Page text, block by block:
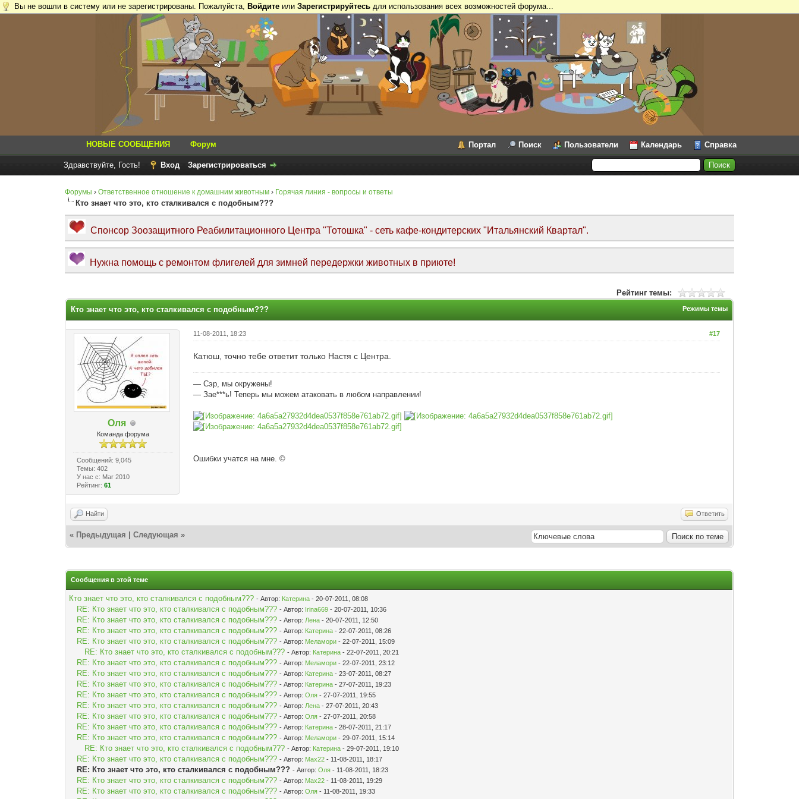
Вы не вошли в систему или не зарегистрированы. Пожалуйста, Войдите или Зарегистрируйтесь для использования всех возможностей форума...
НОВЫЕ СООБЩЕНИЯ Форум Портал Поиск Пользователи Календарь Справка
Здравствуйте, Гость! Вход Зарегистрироваться
Форумы ›Ответственное отношение к домашним животным › Горячая линия - вопросы и ответы
Кто знает что это, кто сталкивался с подобным???
Спонсор Зоозащитного Реабилитационного Центра "Тотошка" - сеть кафе-кондитерских "Итальянский Квартал".
Нужна помощь с ремонтом флигелей для зимней передержки животных в приюте!
Рейтинг темы:
Режимы темы
Кто знает что это, кто сталкивался с подобным???
Оля
Команда форума
Сообщений: 9,045
Темы: 402
У нас с: Mar 2010
Рейтинг: 61
#17
11-08-2011, 18:23
Катюш, точно тебе ответит только Настя с Центра.
— Сэр, мы окружены!
— Зае***ь! Теперь мы можем атаковать в любом направлении!
Ошибки учатся на мне. ©
Найти Ответить
« Предыдущая |Следующая »
Сообщения в этой теме
Кто знает что это, кто сталкивался с подобным??? - Автор: Катерина - 20-07-2011, 08:08
RE: Кто знает что это, кто сталкивался с подобным??? - Автор: Irina669 - 20-07-2011, 10:36
RE: Кто знает что это, кто сталкивался с подобным??? - Автор: Лена - 20-07-2011, 12:50
RE: Кто знает что это, кто сталкивался с подобным??? - Автор: Катерина - 22-07-2011, 08:26
RE: Кто знает что это, кто сталкивался с подобным??? - Автор: Меламори - 22-07-2011, 15:09
RE: Кто знает что это, кто сталкивался с подобным??? - Автор: Катерина - 22-07-2011, 20:21
RE: Кто знает что это, кто сталкивался с подобным??? - Автор: Меламори - 22-07-2011, 23:12
RE: Кто знает что это, кто сталкивался с подобным??? - Автор: Катерина - 23-07-2011, 08:27
RE: Кто знает что это, кто сталкивался с подобным??? - Автор: Катерина - 27-07-2011, 19:23
RE: Кто знает что это, кто сталкивался с подобным??? - Автор:Оля - 27-07-2011, 19:55
RE: Кто знает что это, кто сталкивался с подобным??? - Автор: Лена - 27-07-2011, 20:43
RE: Кто знает что это, кто сталкивался с подобным??? - Автор:Оля - 27-07-2011, 20:58
RE: Кто знает что это, кто сталкивался с подобным??? - Автор: Катерина - 28-07-2011, 21:17
RE: Кто знает что это, кто сталкивался с подобным??? - Автор: Меламори - 29-07-2011, 15:14
RE: Кто знает что это, кто сталкивался с подобным??? - Автор: Катерина - 29-07-2011, 19:10
RE: Кто знает что это, кто сталкивался с подобным??? - Автор: Мах22 - 11-08-2011, 18:17
RE: Кто знает что это, кто сталкивался с подобным??? - Автор:Оля - 11-08-2011, 18:23
RE: Кто знает что это, кто сталкивался с подобным??? - Автор: Мах22 - 11-08-2011, 19:29
RE: Кто знает что это, кто сталкивался с подобным??? - Автор:Оля - 11-08-2011, 19:33